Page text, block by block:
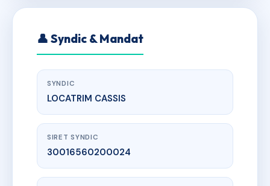
👤 Syndic & Mandat
SYNDIC
LOCATRIM CASSIS
SIRET SYNDIC
30016560200024